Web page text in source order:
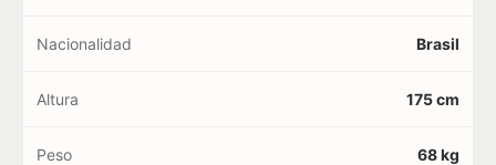
Nacionalidad Brasil
Altura 175 cm
Peso 68 kg